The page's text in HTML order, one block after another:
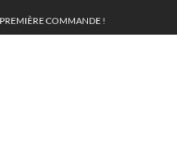
PREMIÈRECOMMANDE